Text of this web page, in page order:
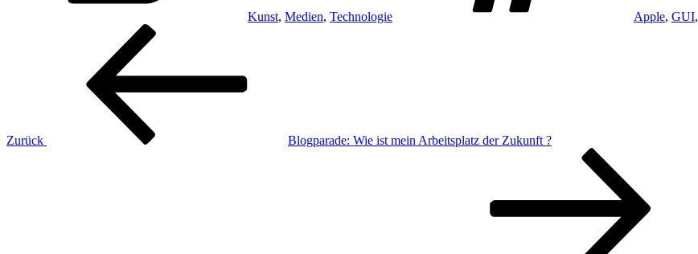
Kunst, Medien, Technologie Apple, GUI,
Beitragsnavigation
Zurück
Blogparade: Wie ist mein Arbeitsplatz der Zukunft ?